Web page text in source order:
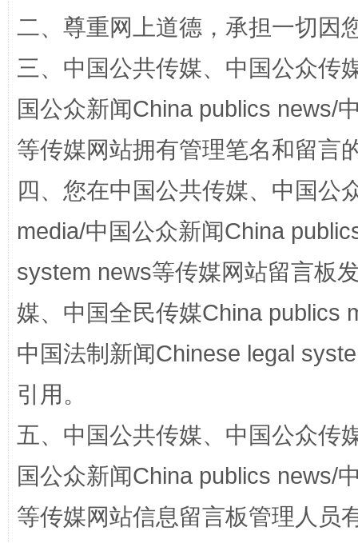
国家大学科技园优化重塑工作
扯下公款旅游的“隐身衣” 如何以
“蜀中异人”王建安的艺术幻境
二、尊重网上道德，承担一切因
三、中国公共传媒、中国公众传
国公众新闻China publics news/
等传媒网站拥有管理笔名和留言
四、您在中国公共传媒、中国公
media/中国公众新闻China
system news等传媒网站留言板
媒、中国全民传媒China publics
中国法制新闻Chinese legal
引用。
五、中国公共传媒、中国公众传
国公众新闻China publics news/
等传媒网站信息留言板管理人员